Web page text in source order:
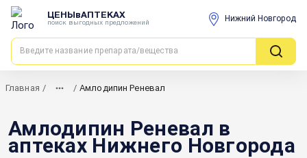
ЦЕНЫвАПТЕКАХ
поиск выгодных предложений Нижний Новгород
Главная / / Амлодипин Реневал
Амлодипин Реневал в
аптеках Нижнего Новгорода